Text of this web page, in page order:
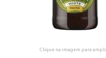
Clique na imagem para